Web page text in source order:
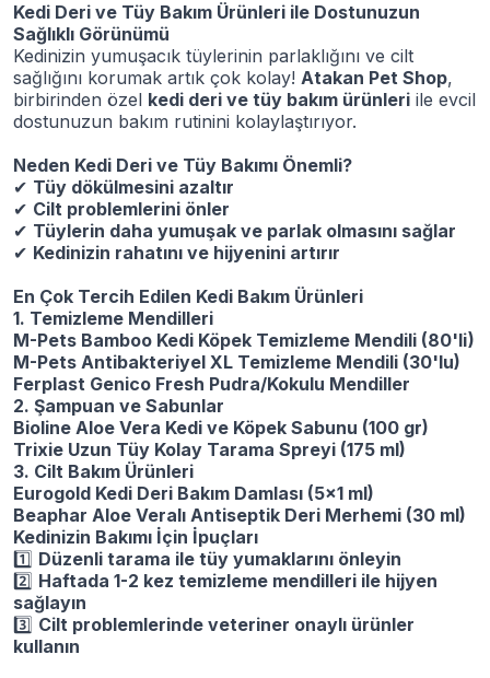
Kedi Deri ve Tüy Bakım Ürünleri ile Dostunuzun
Sağlıklı Görünümü
Kedinizin yumuşacık tüylerinin parlaklığını ve cilt
sağlığını korumak artık çok kolay! Atakan Pet Shop,
birbirinden özel kedi deri ve tüy bakım ürünleri ile evcil
dostunuzun bakım rutinini kolaylaştırıyor.
Neden Kedi Deri ve Tüy Bakımı Önemli?
✔ Tüy dökülmesini azaltır
✔ Cilt problemlerini önler
✔ Tüylerin daha yumuşak ve parlak olmasını sağlar
✔ Kedinizin rahatını ve hijyenini artırır
En Çok Tercih Edilen Kedi Bakım Ürünleri
1. Temizleme Mendilleri
M-Pets Bamboo Kedi Köpek Temizleme Mendili (80'li)
M-Pets Antibakteriyel XL Temizleme Mendili (30'lu)
Ferplast Genico Fresh Pudra/Kokulu Mendiller
2. Şampuan ve Sabunlar
Bioline Aloe Vera Kedi ve Köpek Sabunu (100 gr)
Trixie Uzun Tüy Kolay Tarama Spreyi (175 ml)
3. Cilt Bakım Ürünleri
Eurogold Kedi Deri Bakım Damlası (5x1 ml)
Beaphar Aloe Veralı Antiseptik Deri Merhemi (30 ml)
Kedinizin Bakımı İçin İpuçları
1️ Düzenli tarama ile tüy yumaklarını önleyin
2️ Haftada 1-2 kez temizleme mendilleri ile hijyen
sağlayın
3️ Cilt problemlerinde veteriner onaylı ürünler
kullanın